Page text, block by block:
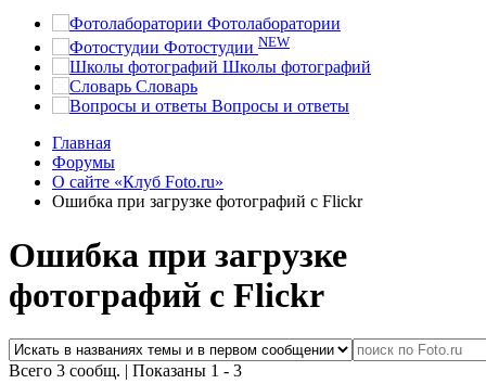
Фотолаборатории
Фотостудии NEW
Школы фотографий
Словарь
Вопросы и ответы
Главная
Форумы
О сайте «Клуб Foto.ru»
Ошибка при загрузке фотографий с Flickr
Ошибка при загрузке
фотографий с Flickr
Всего 3 сообщ. | Показаны 1 - 3